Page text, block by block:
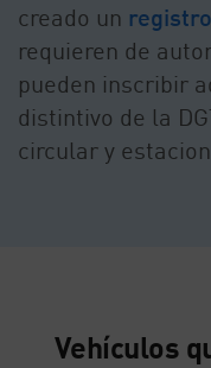
creado un
requieren de
pueden inscribir
distintivo de la
circular y
Vehículos